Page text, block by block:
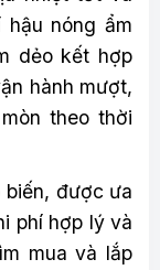
nóng ẩm
dẻo kết hợp
hành mượt,
theo thời
biến, được ưa
phí hợp lý và
mua và lắp